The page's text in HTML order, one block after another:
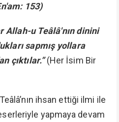
153)
Allah-u Teâlâ'nın dinini
sapmış yollara
çıktılar.”(Her İsim Bir
ihsan ettiği ilmi ile
yapmaya devam